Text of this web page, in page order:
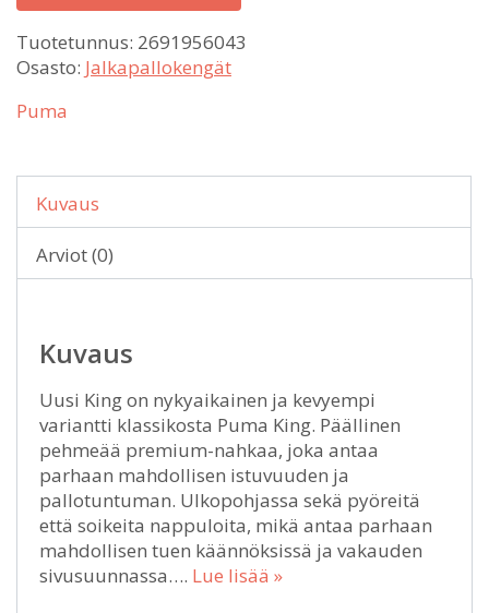
Tuotetunnus: 2691956043
Osasto: Jalkapallokengät
Puma
Kuvaus
Arviot (0)
Kuvaus
Uusi King on nykyaikainen ja kevyempi
variantti klassikosta Puma King. Päällinen
pehmeää premium-nahkaa, joka antaa
parhaan mahdollisen istuvuuden ja
pallotuntuman. Ulkopohjassa sekä pyöreitä
että soikeita nappuloita, mikä antaa parhaan
mahdollisen tuen käännöksissä ja vakauden
sivusuunnassa…. Lue lisää »